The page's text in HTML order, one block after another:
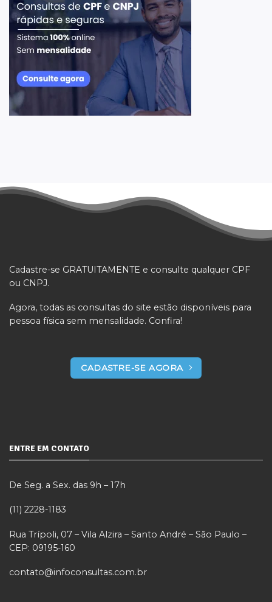
Cadastre-se GRATUITAMENTE e consulte qualquer CPF
ou CNPJ.
Agora, todas as consultas do site estão disponíveis para
pessoa física sem mensalidade. Confira!
CADASTRE-SE AGORA
ENTRE EM CONTATO
De Seg. a Sex. das 9h – 17h
(11) 2228-1183
Rua Trípoli, 07 – Vila Alzira – Santo André – São Paulo –
CEP: 09195-160
contato@infoconsultas.com.br